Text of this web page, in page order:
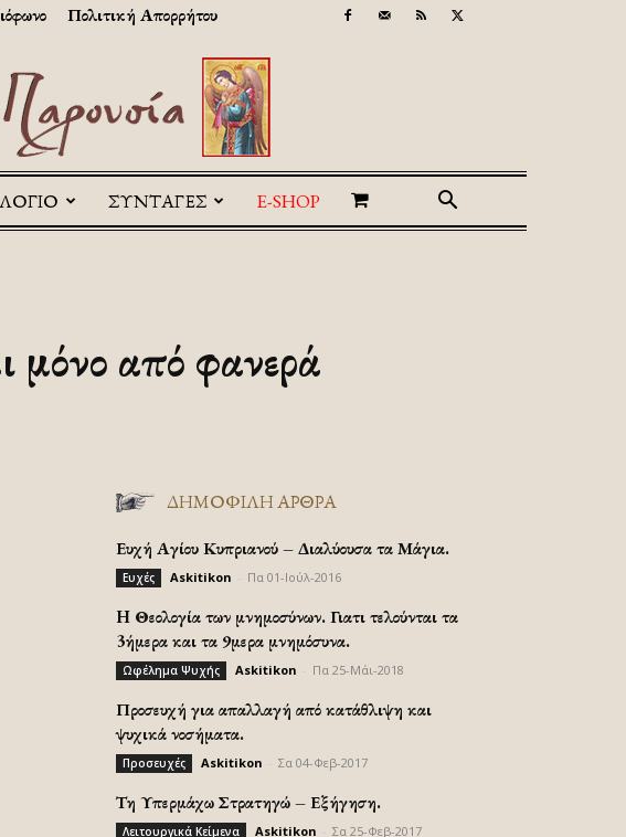
Πολιτική Απορρήτου
ΣΥΝΤΑΓΕΣ E-SHOP
μόνο από φανερά
ΔΗΜΟΦΙΛΗ ΑΡΘΡΑ
Ευχή Αγίου Κυπριανού – Διαλύουσα τα Μάγια.
Ευχές Askitikon Πα 01-Ιούλ-2016
H Θεολογία των μνημοσύνων. Γιατι τελούνται τα
3ήμερα και τα 9μερα μνημόσυνα.
Ωφέλημα Ψυχής Askitikon Πα 25-Μάι-2018
Προσευχή για απαλλαγή από κατάθλιψη και
ψυχικά νοσήματα.
Προσευχές Askitikon Σα 04-Φεβ-2017
Τη Υπερμάχω Στρατηγώ – Εξήγηση.
Λειτουργικά Κείμενα Askitikon Σα 25-Φεβ-2017